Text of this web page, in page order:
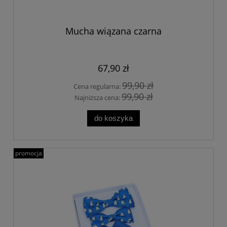
Mucha wiązana czarna
67,90 zł
Cena regularna:99,90 zł
Najniższa cena:99,90 zł
do koszyka
promocja